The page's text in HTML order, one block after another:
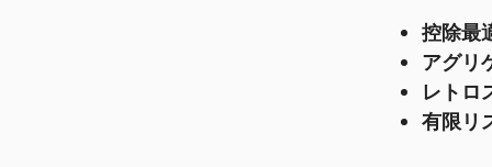
控除最
アグリ
レトロ
有限リ